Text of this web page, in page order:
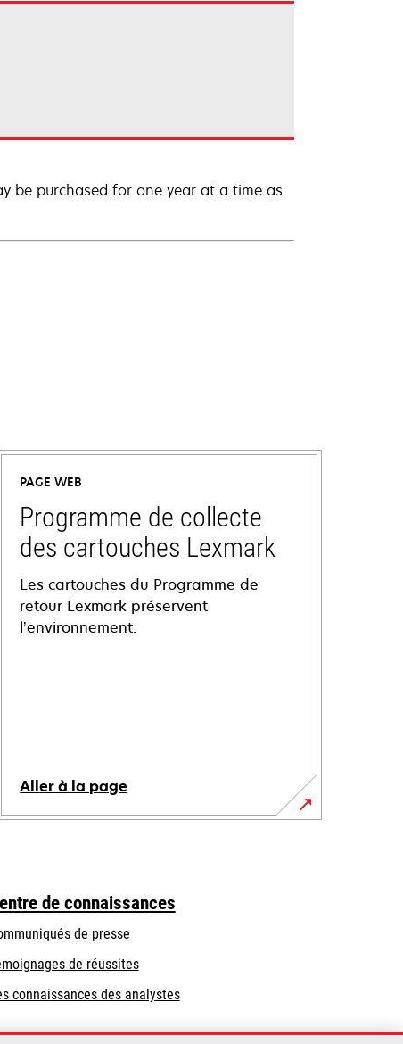
be purchased for one year at a time as
PAGE WEB
Programme de collecte
des cartouches Lexmark
Les cartouches du Programme de
retour Lexmark préservent
l’environnement.
Aller à la page
de connaissances
de presse
de réussites
connaissances des analystes